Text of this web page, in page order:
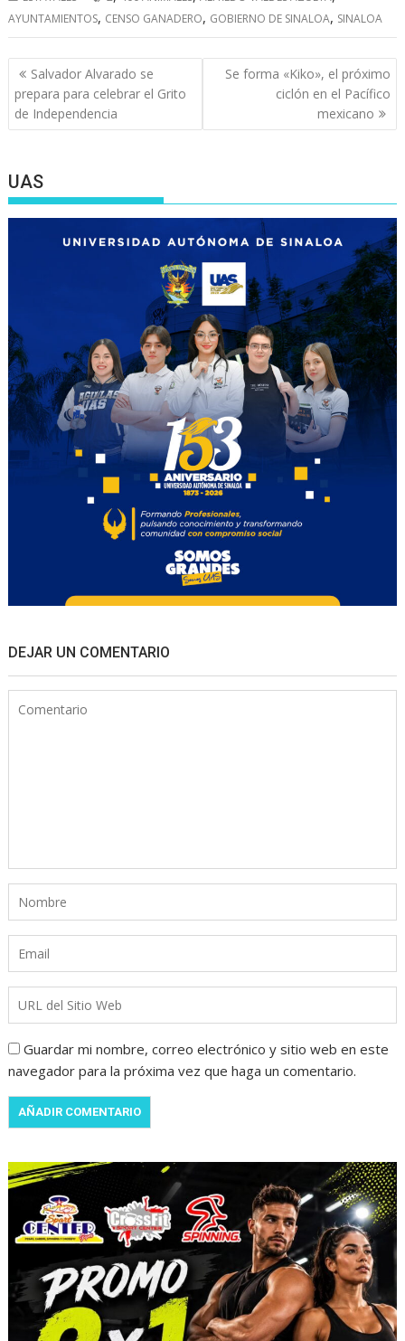
AYUNTAMIENTOS, CENSO GANADERO, GOBIERNO DE SINALOA, SINALOA
Navegación
de
entradas
Salvador Alvarado se
prepara para celebrar el Grito
de Independencia
Se forma «Kiko», el próximo
ciclón en el Pacífico
mexicano
UAS
DEJAR UN COMENTARIO
Guardar mi nombre, correo electrónico y sitio web en este
navegador para la próxima vez que haga un comentario.